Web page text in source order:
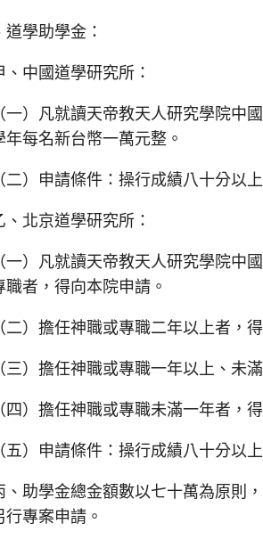
學助學金：
國道學研究所：
就讀天帝教天人研究學院中國
年每名新台幣一萬元整。
請條件：操行成績八十分以上
京道學研究所：
就讀天帝教天人研究學院中國
職者，得向本院申請。
任神職或專職二年以上者，得
任神職或專職一年以上、未滿
任神職或專職未滿一年者，得
請條件：操行成績八十分以上
金總金額數以七十萬為原則，
專案申請。